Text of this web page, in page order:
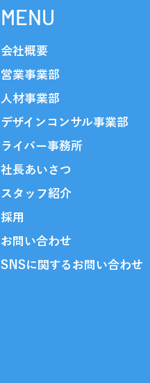
MENU
会社概要
営業事業部
人材事業部
デザインコンサル事業部​
ライバー事務所
社長あいさつ
スタッフ​紹介
採用
お問い合わせ
SNSに関するお問い合わせ